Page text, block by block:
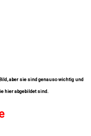
aber sie sind genauso wichtig und
hier abgebildet sind.